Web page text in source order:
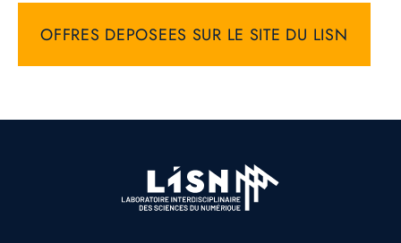
OFFRES DEPOSEES SUR LE SITE DU LISN